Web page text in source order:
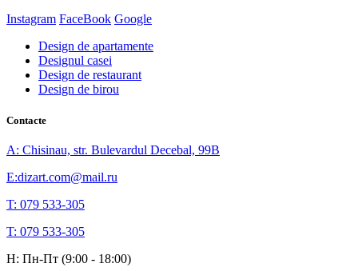
Instagram FaceBook Google
Design de apartamente
Designul casei
Design de restaurant
Design de birou
Contacte
A: Chisinau, str. Bulevardul Decebal, 99B
E:dizart.com@mail.ru
T: 079 533-305
T: 079 533-305
H: Пн-Пт (9:00 - 18:00)